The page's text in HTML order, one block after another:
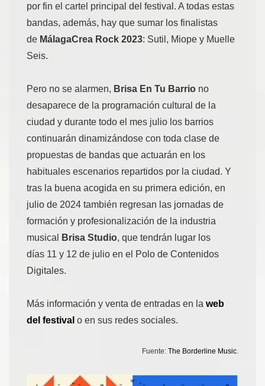
por fin el cartel principal del festival. A todas estas
bandas, además, hay que sumar los finalistas
de MálagaCrea Rock 2023: Sutil, Miope y Muelle
Seis.
Pero no se alarmen, Brisa En Tu Barrio no
desaparece de la programación cultural de la
ciudad y durante todo el mes julio los barrios
continuarán dinamizándose con toda clase de
propuestas de bandas que actuarán en los
habituales escenarios repartidos por la ciudad. Y
tras la buena acogida en su primera edición, en
julio de 2024 también regresan las jornadas de
formación y profesionalización de la industria
musical
Brisa Studio, que tendrán lugar los
días 11 y 12 de julio en el Polo de Contenidos
Digitales.
Más información y venta de entradas en la web
del festival o en sus redes sociales.
Fuente: The Borderline Music.